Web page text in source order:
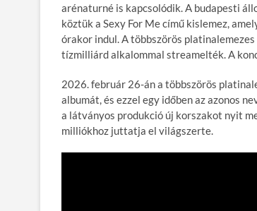
arénaturné is kapcsolódik. A budapesti
köztük a Sexy For Me című kislemez,
órakor indul. A többszörös
tízmilliárd alkalommal streamelték. A
2026. február 26-án a többszörös
albumát, és ezzel egy időben az azonos
a látványos produkció új korszakot nyit
milliókhoz juttatja el világszerte.